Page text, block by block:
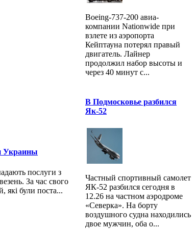
Украины
послуги з
За час свого
які були поста...
Boeing-737-200 авиа-
компании Nationwide при
взлете из аэропорта
Кейптауна потерял правый
двигатель. Лайнер
продолжил набор высоты и
через 40 минут с...
В Подмосковье разбился
Як-52
Частный спортивный самолет
ЯК-52 разбился сегодня в
12.26 на частном аэродроме
«Северка». На борту
воздушного судна находились
двое мужчин, оба о...